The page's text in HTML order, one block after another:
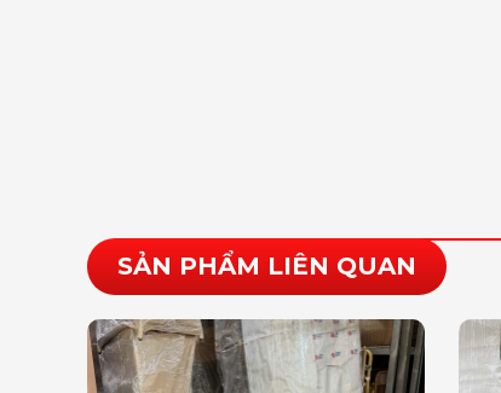
SẢN PHẨM LIÊN QUAN